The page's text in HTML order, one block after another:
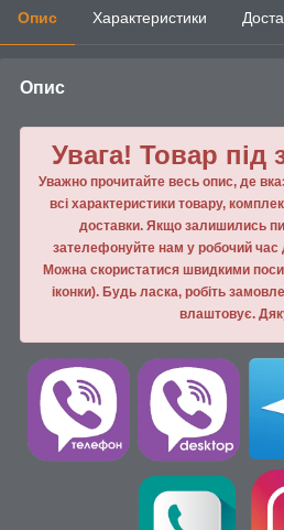
Опис Характеристики
Опис
Увага! Товар під
Уважно прочитайте весь опис, де
всі характеристики товару,
доставки. Якщо залишились
зателефонуйте нам у робочий час
Можна скористатися швидкими
іконки). Будь ласка, робiть
влаштовує.